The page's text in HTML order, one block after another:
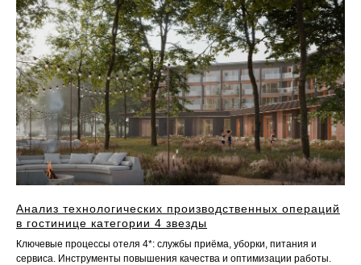
Анализ технологических производственных операций
в гостинице категории 4 звезды
Ключевые процессы отеля 4*: службы приёма, уборки, питания и
сервиса. Инструменты повышения качества и оптимизации работы.